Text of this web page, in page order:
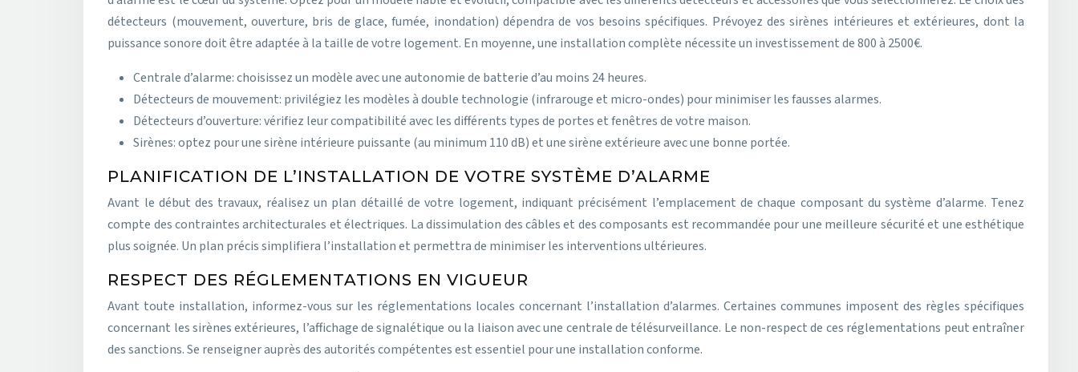
détecteurs (mouvement, ouverture, bris de glace, fumée, inondation) dépendra de vos besoins spécifiques. Prévoyez des sirènes intérieures et extérieures, dont la
puissance sonore doit être adaptée à la taille de votre logement. En moyenne, une installation complète nécessite un investissement de 800 à 2500€.
Centrale d’alarme: choisissez un modèle avec une autonomie de batterie d’au moins 24 heures.
Détecteurs de mouvement: privilégiez les modèles à double technologie (infrarouge et micro-ondes) pour minimiser les fausses alarmes.
Détecteurs d’ouverture: vérifiez leur compatibilité avec les différents types de portes et fenêtres de votre maison.
Sirènes: optez pour une sirène intérieure puissante (au minimum 110 dB) et une sirène extérieure avec une bonne portée.
PLANIFICATION DE L’INSTALLATION DE VOTRE SYSTÈME D’ALARME
Avant le début des travaux, réalisez un plan détaillé de votre logement, indiquant précisément l’emplacement de chaque composant du système d’alarme. Tenez
compte des contraintes architecturales et électriques. La dissimulation des câbles et des composants est recommandée pour une meilleure sécurité et une esthétique
plus soignée. Un plan précis simplifiera l’installation et permettra de minimiser les interventions ultérieures.
RESPECT DES RÉGLEMENTATIONS EN VIGUEUR
Avant toute installation, informez-vous sur les réglementations locales concernant l’installation d’alarmes. Certaines communes imposent des règles spécifiques
concernant les sirènes extérieures, l’affichage de signalétique ou la liaison avec une centrale de télésurveillance. Le non-respect de ces réglementations peut entraîner
des sanctions. Se renseigner auprès des autorités compétentes est essentiel pour une installation conforme.